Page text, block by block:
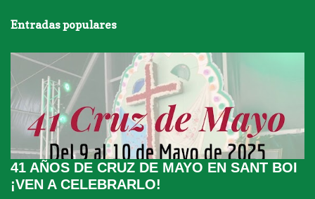
Entradas populares
41 AÑOS DE CRUZ DE MAYO EN SANT BOI
¡VEN A CELEBRARLO!